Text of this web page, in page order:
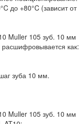
до +80°C (зависит от
Muller 105 зуб. 10 мм
как:
зуба 10 мм.
Muller 105 зуб. 10 мм